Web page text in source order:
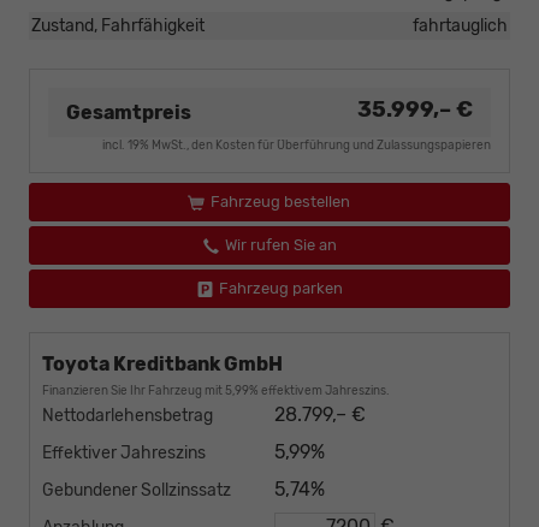
Zustand, Fahrfähigkeit
fahrtauglich
Gesamtpreis 35.999,– €
incl. 19% MwSt., den Kosten für Überführung und Zulassungspapieren
Fahrzeug bestellen
Wir rufen Sie an
Fahrzeug parken
Toyota Kreditbank GmbH
Finanzieren Sie Ihr Fahrzeug mit 5,99% effektivem Jahreszins.
Nettodarlehensbetrag 28.799,– €
Effektiver Jahreszins 5,99%
Gebundener Sollzinssatz 5,74%